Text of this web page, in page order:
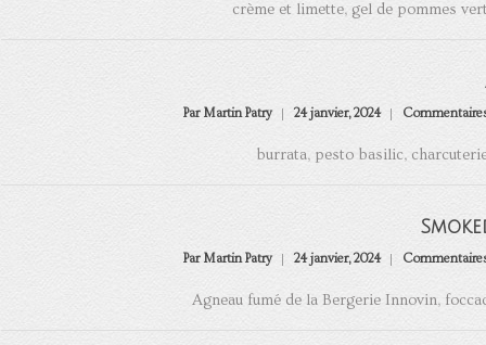
crème et limette, gel de pommes
Par Martin Patry 24 janvier, 2024
burrata, pesto basilic,
Par Martin Patry 24 janvier, 2024
Agneau fumé de la Bergerie Innovin,